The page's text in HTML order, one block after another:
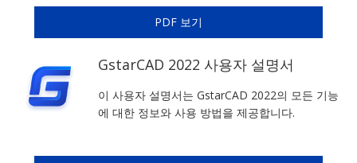
PDF 보기
GstarCAD 2022 사용자 설명서
이 사용자 설명서는 GstarCAD 2022의 모든 기능
에 대한 정보와 사용 방법을 제공합니다.